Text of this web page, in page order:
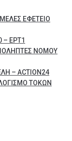
ΕΦΕΤΕΙΟ
ΕΡΤ1
ΝΟΜΟΥ
– ACTION24
ΤΟΚΩΝ